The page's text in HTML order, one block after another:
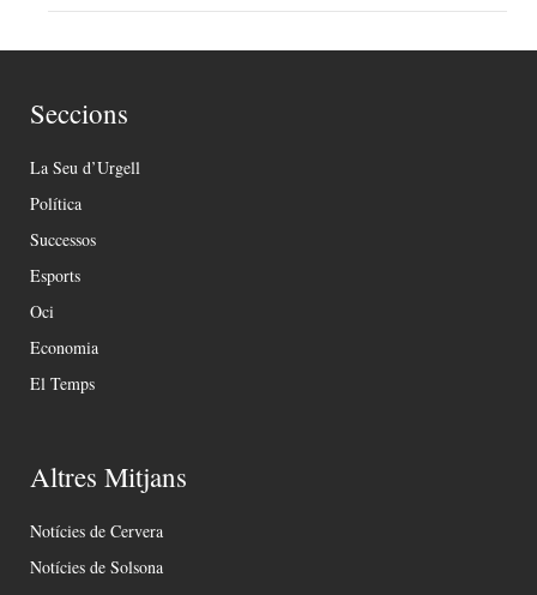
Seccions
La Seu d’Urgell
Política
Successos
Esports
Oci
Economia
El Temps
Altres Mitjans
Notícies de Cervera
Notícies de Solsona